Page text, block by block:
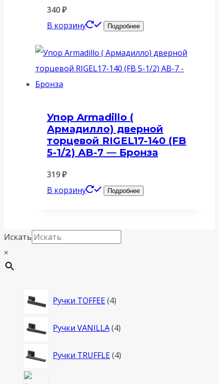
340₽
В корзину
Подробнее
Упор Armadillo (
Армадилло) дверной
торцевой RIGEL17-140 (FB
5-1/2) AB-7 — Бронза
319₽
В корзину
Подробнее
Искать
×
Ручки TOFFEE 44
Ручки VANILLA 44
Ручки TRUFFLE 44